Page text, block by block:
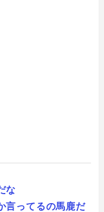
な
言ってるの馬鹿だ